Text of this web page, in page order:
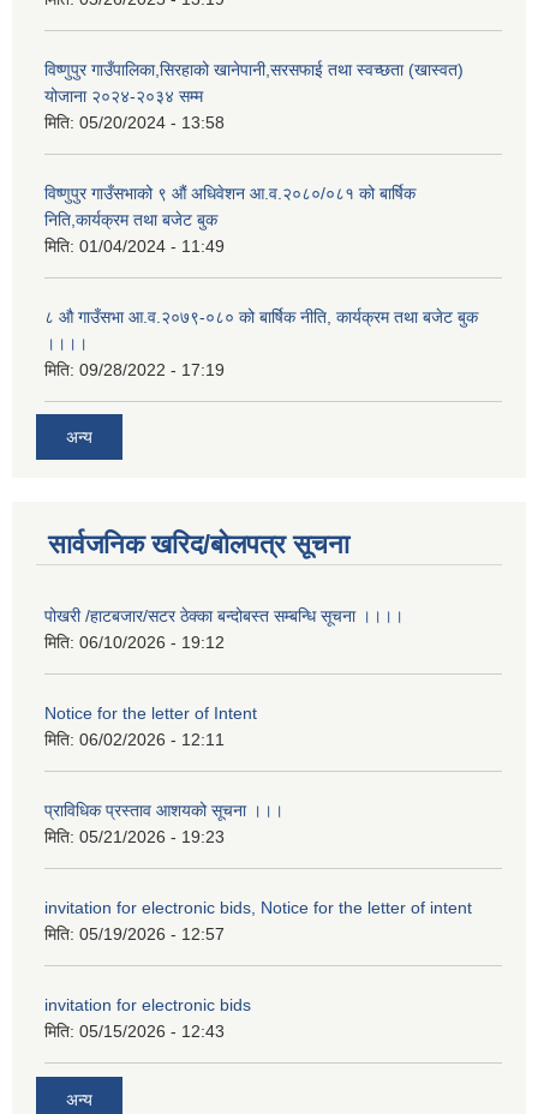
विष्णुपुर गाउँपालिका,सिरहाको खानेपानी,सरसफाई तथा स्वच्छता (खास्वत)
योजाना २०२४-२०३४ सम्म
मिति: 05/20/2024 - 13:58
विष्णुपुर गाउँसभाको ९ औं अधिवेशन आ.व.२०८०/०८१ को बार्षिक
निति,कार्यक्रम तथा बजेट बुक
मिति: 01/04/2024 - 11:49
८ औ गाउँसभा आ.व.२०७९-०८० को बार्षिक नीति, कार्यक्रम तथा बजेट बुक
।।।।
मिति: 09/28/2022 - 17:19
अन्य
सार्वजनिक खरिद/बोलपत्र सूचना
पोखरी /हाटबजार/सटर ठेक्का बन्दोबस्त सम्बन्धि सूचना ।।।।
मिति: 06/10/2026 - 19:12
Notice for the letter of Intent
मिति: 06/02/2026 - 12:11
प्राविधिक प्रस्ताव आशयको सूचना ।।।
मिति: 05/21/2026 - 19:23
invitation for electronic bids, Notice for the letter of intent
मिति: 05/19/2026 - 12:57
invitation for electronic bids
मिति: 05/15/2026 - 12:43
अन्य